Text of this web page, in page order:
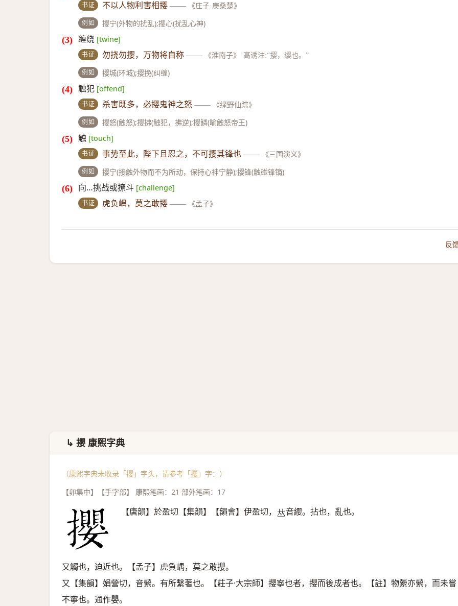
书证 不以人物利害相撄 —— 《庄子·庚桑楚》
例如 撄宁(外物的扰乱);撄心(扰乱心神)
缠绕 [twine]
书证 勿挠勿撄，万物将自称 —— 《淮南子》 高诱注:“撄，缨也。”
例如 撄城(环城);撄挽(纠缠)
触犯 [offend]
书证 杀害既多，必撄鬼神之怒 —— 《绿野仙踪》
例如 撄怒(触怒);撄拂(触犯，拂逆);撄鳞(喻触怒帝王)
触 [touch]
书证 事势至此，陛下且忍之，不可撄其锋也 —— 《三国演义》
例如 撄宁(接触外物而不为所动，保持心神宁静);撄锋(触碰锋镝)
向…挑战或撩斗 [challenge]
书证 虎负嵎，莫之敢撄 —— 《孟子》
反
↳ 攖 康熙字典
（康熙字典未收录「撄」字头，请参考「攖 」字：）
【卯集中】【手字部】 康熙笔画：21 部外笔画：17
【唐韻】於盈切【集韻】【韻會】伊盈切， 𠀤音纓。拈也，亂也。
又觸也，迫近也。【孟子】虎負嵎，莫之敢攖。
又【集韻】娟營切，音縈。有所繫著也。【莊子·大宗師】攖寧也者，攖而後成者也。【註】物縈亦縈，而未嘗
不寧也。通作嬰。